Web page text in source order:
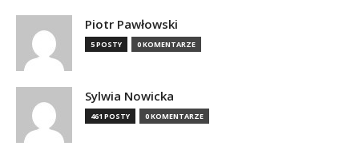
Piotr Pawłowski
5 POSTY 0 KOMENTARZE
Sylwia Nowicka
461 POSTY 0 KOMENTARZE